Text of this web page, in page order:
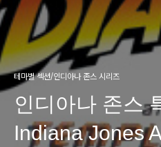
테마별 섹션/인디아나 존스 시리즈
인디아나 존스
Indiana Jones